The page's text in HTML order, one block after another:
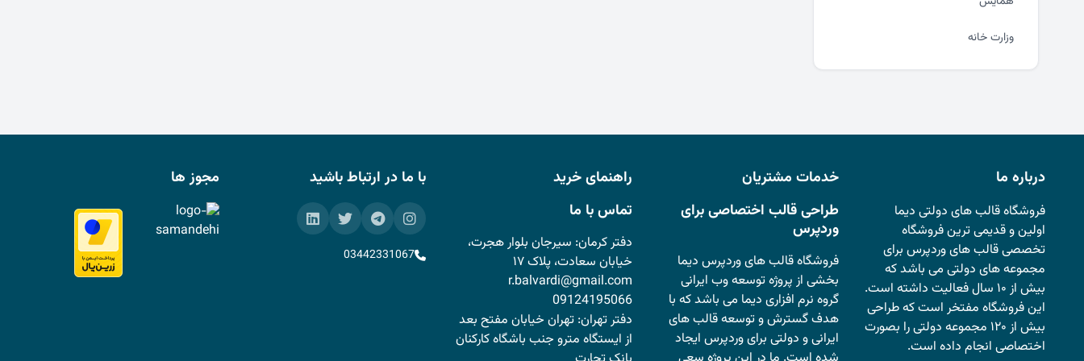
وزارت خانه
درباره ما
فروشگاه قالب های دولتی دیما
اولین و قدیمی ترین فروشگاه
تخصصی قالب های وردپرس برای
مجموعه های دولتی می باشد که
بیش از ۱۰ سال فعالیت داشته است.
این فروشگاه مفتخر است که طراحی
بیش از ۱۲۰ مجموعه دولتی را بصورت
اختصاصی انجام داده است.
خدمات مشتریان
طراحی قالب اختصاصی برای
وردپرس
فروشگاه قالب های وردپرس دیما
بخشی از پروژه توسعه وب ایرانی
گروه نرم افزاری دیما می باشد که با
هدف گسترش و توسعه قالب های
ایرانی و دولتی برای وردپرس ایجاد
راهنمای خرید
تماس با ما
دفتر کرمان: سیرجان بلوار هجرت،
خیابان سعادت، پلاک ۱۷
r.balvardi@gmail.com
09124195066
دفتر تهران: تهران خیابان مفتح بعد
از ایستگاه مترو جنب باشگاه کارکنان
با ما در ارتباط باشید
03442331067
مجوز ها